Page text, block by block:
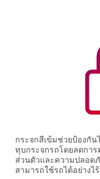
กระจกสีเข้มช่วยป้องกัน
ทุบกระจกรถโดยลดกา
ส่วนตัวและความปลอ
สามารถใช้รถได้อย่างไ